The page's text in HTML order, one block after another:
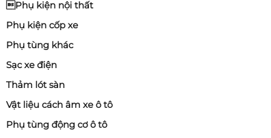
Phụ kiện nội thất
Phụ kiện cốp xe
Phụ tùng khác
Sạc xe điện
Thảm lót sàn
Vật liệu cách âm xe ô tô
Phụ tùng động cơ ô tô